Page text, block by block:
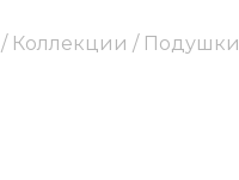
/ Коллекции / Подушки